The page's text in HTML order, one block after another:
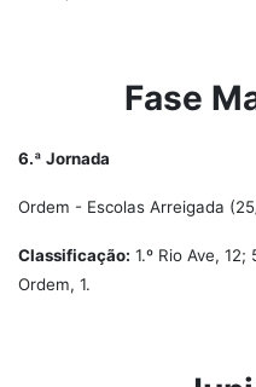
Fase
6.ª Jornada
Ordem - Escolas Arreigada
Classificação: 1.º Rio Ave,
Ordem, 1.